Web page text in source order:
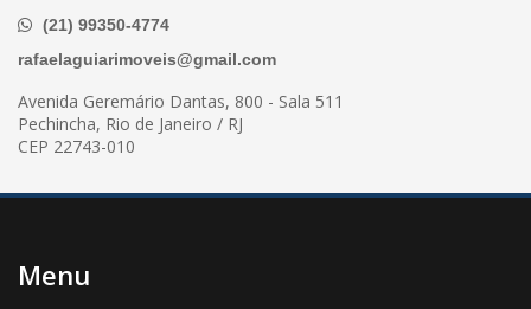
(21) 99350-4774
rafaelaguiarimoveis@gmail.com
Avenida Geremário Dantas, 800 - Sala 511
Pechincha, Rio de Janeiro / RJ
CEP 22743-010
Menu